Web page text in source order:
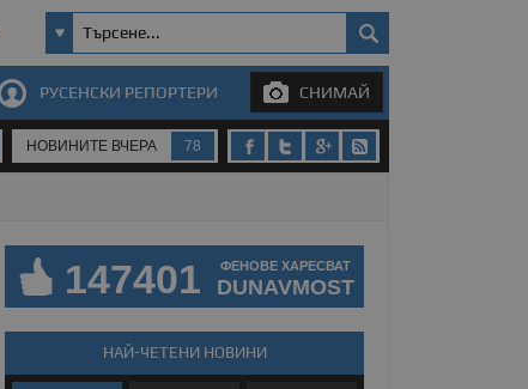
РУСЕНСКИ РЕПОРТЕРИ СНИМАЙ
НОВИНИТЕ ВЧЕРА 78
147401 ФЕНОВЕ ХАРЕСВАТ
DUNAVMOST
НАЙ-ЧЕТЕНИ НОВИНИ